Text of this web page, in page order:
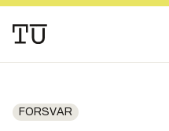
FORSVAR